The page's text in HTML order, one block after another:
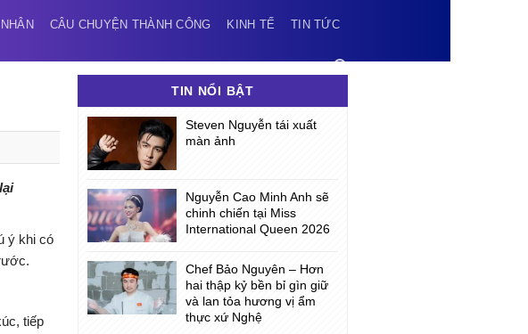
CÂU CHUYỆN THÀNH CÔNG KINH TẾ TIN TỨC
ý khi có
tiếp
TIN NỔI BẬT
Steven Nguyễn tái xuất
màn ảnh
Nguyễn Cao Minh Anh sẽ
chinh chiến tại Miss
International Queen 2026
Chef Bảo Nguyên – Hơn
hai thập kỷ bền bỉ gìn giữ
và lan tỏa hương vị ẩm
thực xứ Nghệ